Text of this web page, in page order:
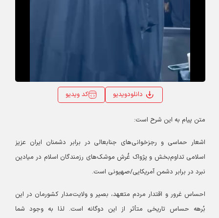
کد ویدیو دانلودویدیو
متن پیام به این شرح است:
اشعار حماسی و رجزخوانی‌های جنابعالی در برابر دشمنان ایران عزیز
اسلامی تداوم‌بخش و پژواک غُرش موشک‌های رزمندگان اسلام در میادین
نبرد در برابر دشمن آمریکایی/صهیونی است.
احساس غرور و اقتدار مردم متعهد، بصیر و ولایت‌مدار کشورمان در این
بُرهه حساس تاریخی متأثر از این دوگانه است. لذا به وجود شما